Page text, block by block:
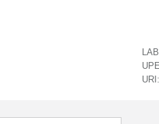
URI: